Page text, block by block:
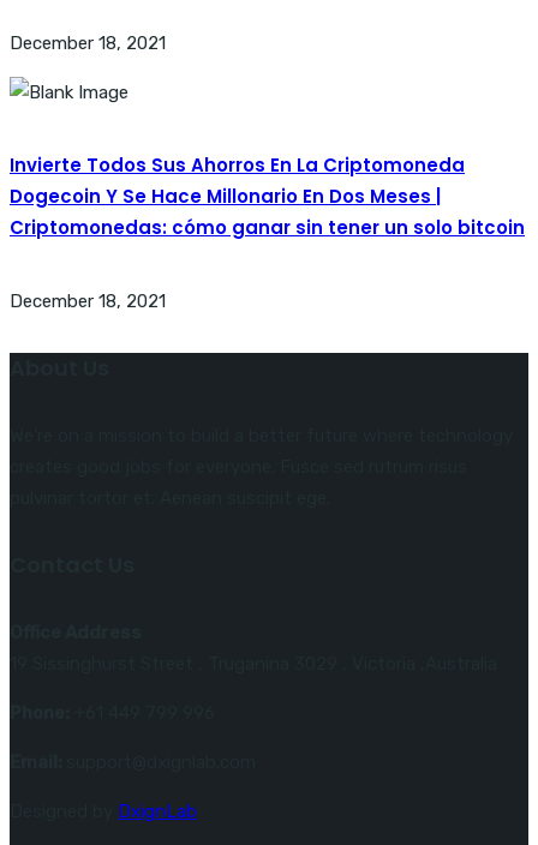
December 18, 2021
Invierte Todos Sus Ahorros En La Criptomoneda
Dogecoin Y Se Hace Millonario En Dos Meses |
Criptomonedas: cómo ganar sin tener un solo bitcoin
December 18, 2021
DxignLab